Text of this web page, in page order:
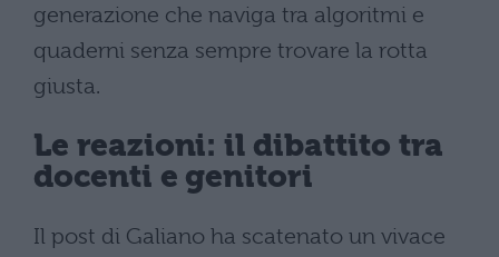
generazione che naviga tra algoritmi e
quaderni senza sempre trovare la rotta
giusta.
Le reazioni: il dibattito tra
docenti e genitori
Il post di Galiano ha scatenato un vivace